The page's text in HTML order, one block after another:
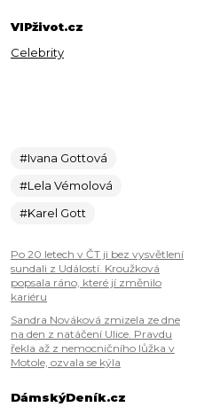
VIPživot.cz
Celebrity
#Ivana Gottová
#Lela Vémolová
#Karel Gott
Po 20 letech v ČT ji bez vysvětlení
sundali z Událostí. Kroužková
popsala ráno, které jí změnilo
kariéru
Sandra Nováková zmizela ze dne
na den z natáčení Ulice. Pravdu
řekla až z nemocničního lůžka v
Motole, ozvala se kýla
DámskýDeník.cz